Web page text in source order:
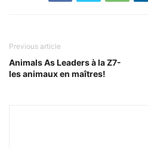
Previous article
Animals As Leaders à la Z7-
les animaux en maîtres!